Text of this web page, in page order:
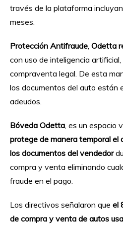
través de la plataforma
meses.
Protección Antifraude, Odetta
con uso de inteligencia
compraventa legal. De esta
los documentos del auto están
adeudos.
Bóveda Odetta, es un espacio
protege de manera temporal el
los documentos del vendedor
compra y venta eliminando
fraude en el pago.
Los directivos señalaron que el
de compra y venta de autos